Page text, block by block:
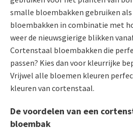
smalle bloembakken gebruiken
bloembakken in combinatie met
weer de nieuwsgierige blikken
Cortenstaal bloembakken die
passen? Kies dan voor kleurrijke
Vrijwel alle bloemen kleuren
kleuren van cortenstaal.
De voordelen van een
bloembak